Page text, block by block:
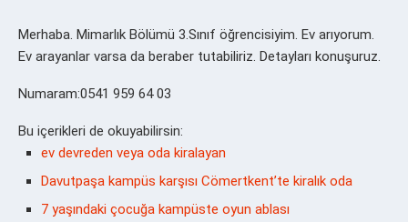
Merhaba. Mimarlık Bölümü 3.Sınıf öğrencisiyim. Ev arıyorum.
Ev arayanlar varsa da beraber tutabiliriz. Detayları konuşuruz.
Numaram:0541 959 64 03
Bu içerikleri de okuyabilirsin:
ev devreden veya oda kiralayan
Davutpaşa kampüs karşısı Cömertkent’te kiralık oda
7 yaşındaki çocuğa kampüste oyun ablası